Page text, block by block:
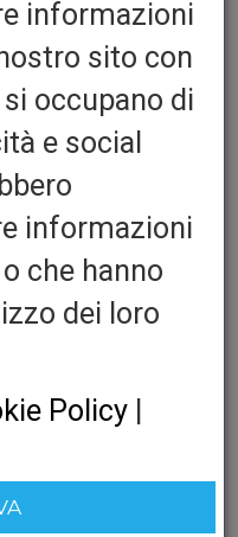
tramite
informazioni
sito con
occupano di
e social
informazioni
che hanno
dei loro
Policy